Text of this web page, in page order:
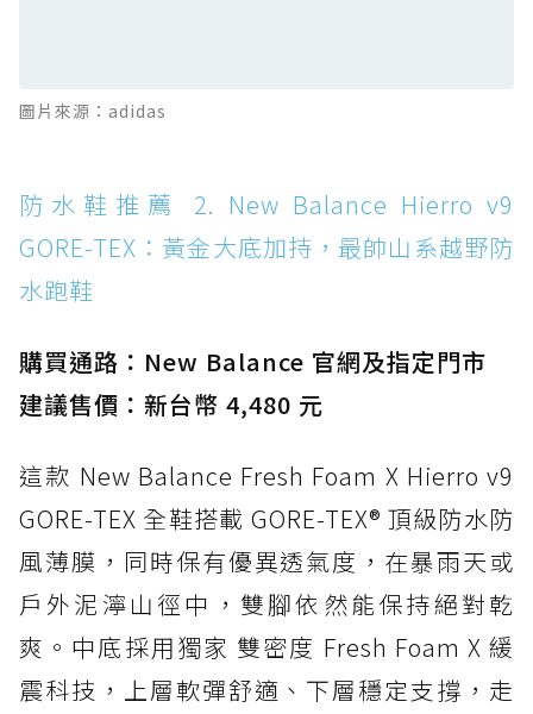
Boot：馬汀首款雨靴登場，經典八孔加上全防
防水鞋推薦 14. SKECHERS BADGER
WATERPROOF：一踩即穿懶人神器！搭載固特
異大底與全防水厚底健走鞋
防水鞋推薦 15. Brooks Cascadia 19 GTX：注
圖片來源：adidas
防水鞋推薦 2. New Balance Hierro v9
GORE-TEX：黃金大底加持，最帥山系越野防
水跑鞋
購買通路：New Balance 官網及指定門市
建議售價：新台幣 4,480 元
這款 New Balance Fresh Foam X Hierro v9
GORE-TEX 全鞋搭載 GORE-TEX® 頂級防水防
風薄膜，同時保有優異透氣度，在暴雨天或
戶外泥濘山徑中，雙腳依然能保持絕對乾
爽。中底採用獨家 雙密度 Fresh Foam X 緩
震科技，上層軟彈舒適、下層穩定支撐，走